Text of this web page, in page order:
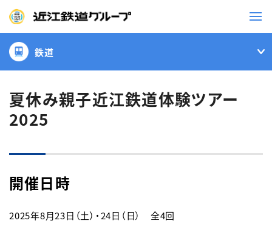
鉄道
バス
採用情報
お問い合わせ一覧
鉄道
夏休み親子近江鉄道体験ツアー
2025
開催日時
2025年8月23日（土）・24日（日）　全4回